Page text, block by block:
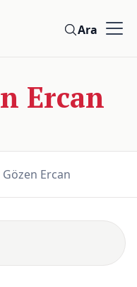
Ara
Ercan
Gözen Ercan